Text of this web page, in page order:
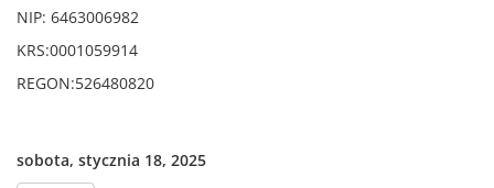
NIP: 6463006982
KRS:0001059914
REGON:526480820
sobota, stycznia 18, 2025